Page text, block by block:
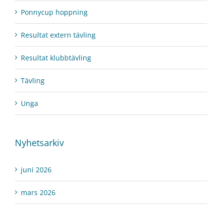
Ponnycup hoppning
Resultat extern tävling
Resultat klubbtävling
Tävling
Unga
Nyhetsarkiv
juni 2026
mars 2026